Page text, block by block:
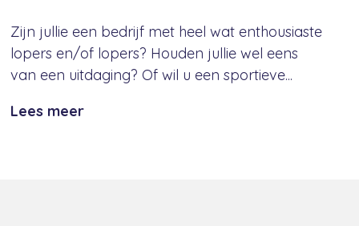
Zijn jullie een bedrijf met heel wat enthousiaste
lopers en/of lopers? Houden jullie wel eens
van een uitdaging? Of wil u een sportieve...
Lees meer